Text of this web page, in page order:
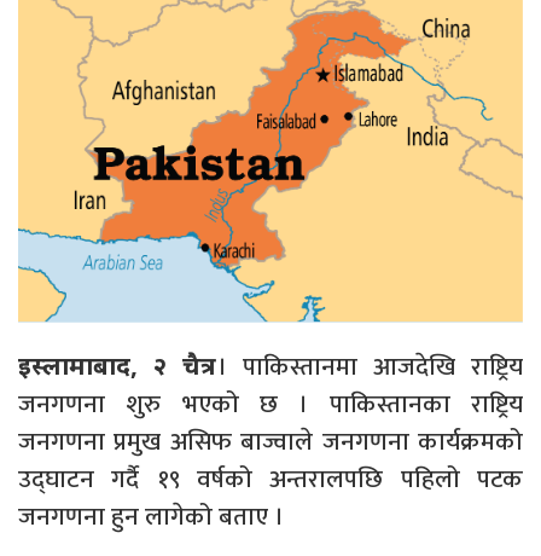
इस्लामाबाद, २ चैत्र। पाकिस्तानमा आजदेखि राष्ट्रिय
जनगणना शुरु भएको छ । पाकिस्तानका राष्ट्रिय
जनगणना प्रमुख असिफ बाज्वाले जनगणना कार्यक्रमको
उद्घाटन गर्दै १९ वर्षको अन्तरालपछि पहिलो पटक
जनगणना हुन लागेको बताए ।